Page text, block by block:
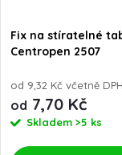
Fix na stíratelné
Centropen 2507
od 9,32 Kč včetně DPH
od 7,70 Kč
Skladem >5 ks